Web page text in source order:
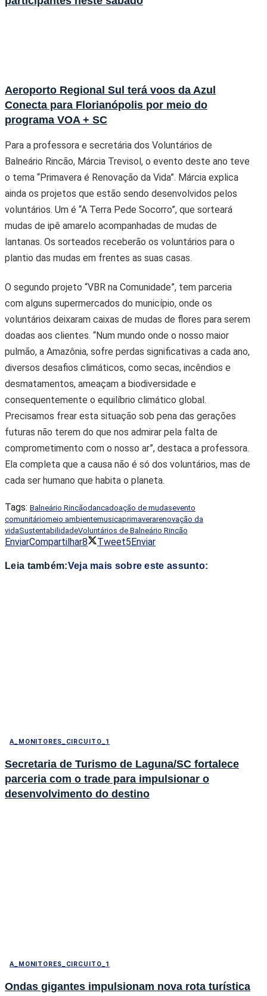
Aeroporto Regional Sul terá voos da Azul
Conecta para Florianópolis por meio do
programa VOA + SC
Para a professora e secretária dos Voluntários de
Balneário Rincão, Márcia Trevisol, o evento deste ano teve
o tema “Primavera é Renovação da Vida”. Márcia explica
ainda os projetos que estão sendo desenvolvidos pelos
voluntários. Um é “A Terra Pede Socorro”, que sorteará
mudas de ipê amarelo acompanhadas de mudas de
lantanas. Os sorteados receberão os voluntários para o
plantio das mudas em frentes as suas casas.
O segundo projeto “VBR na Comunidade”, tem parceria
com alguns supermercados do município, onde os
voluntários deixaram caixas de mudas de flores para serem
doadas aos clientes. “Num mundo onde o nosso maior
pulmão, a Amazônia, sofre perdas significativas a cada ano,
diversos desafios climáticos, como secas, incêndios e
desmatamentos, ameaçam a biodiversidade e
consequentemente o equilíbrio climático global.
Precisamos frear esta situação sob pena das gerações
futuras não terem do que nos admirar pela falta de
comprometimento com o nosso ar”, destaca a professora.
Ela completa que a causa não é só dos voluntários, mas de
cada ser humano que habita o planeta.
Tags: Balneário Rincãodancadoação de mudasevento
comunitáriomeio ambientemusicaprimaverarenovação da
vidaSustentabilidadeVoluntários de Balneário Rincão
EnviarCompartilhar8 Tweet5 Enviar
Leia também:Veja mais sobre este assunto:
A_MONITORES_CIRCUITO_1
Secretaria de Turismo de Laguna/SC fortalece
parceria com o trade para impulsionar o
desenvolvimento do destino
A_MONITORES_CIRCUITO_1
Ondas gigantes impulsionam nova rota turística